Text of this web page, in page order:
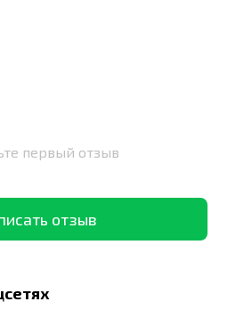
первый отзыв
отзыв